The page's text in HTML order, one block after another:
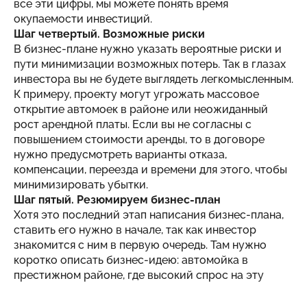
все эти цифры, мы можете понять время
окупаемости инвестиций.
Шаг четвертый. Возможные риски
В бизнес-плане нужно указать вероятные риски и
пути минимизации возможных потерь. Так в глазах
инвестора вы не будете выглядеть легкомысленным.
К примеру, проекту могут угрожать массовое
открытие автомоек в районе или неожиданный
рост арендной платы. Если вы не согласны с
повышением стоимости аренды, то в договоре
нужно предусмотреть варианты отказа,
компенсации, переезда и времени для этого, чтобы
минимизировать убытки.
Шаг пятый. Резюмируем бизнес-план
Хотя это последний этап написания бизнес-плана,
ставить его нужно в начале, так как инвестор
знакомится с ним в первую очередь. Там нужно
коротко описать бизнес-идею: автомойка в
престижном районе, где высокий спрос на эту